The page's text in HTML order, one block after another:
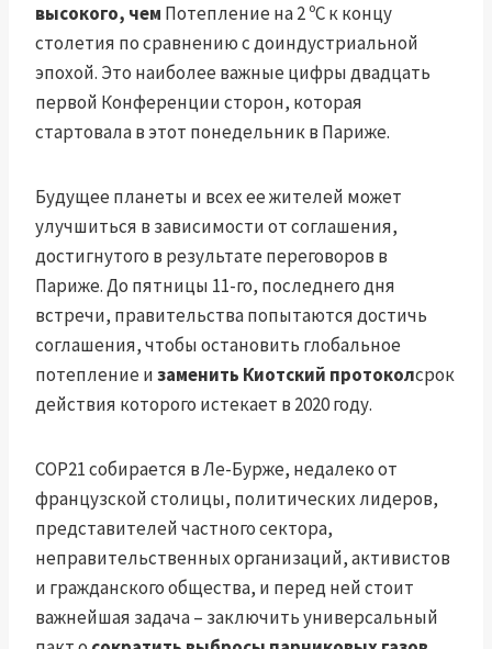
высокого, чем Потепление на 2 ºC к концу
столетия по сравнению с доиндустриальной
эпохой. Это наиболее важные цифры двадцать
первой Конференции сторон, которая
стартовала в этот понедельник в Париже.
Будущее планеты и всех ее жителей может
улучшиться в зависимости от соглашения,
достигнутого в результате переговоров в
Париже. До пятницы 11-го, последнего дня
встречи, правительства попытаются достичь
соглашения, чтобы остановить глобальное
потепление изаменить Киотский протоколсрок
действия которого истекает в 2020 году.
COP21 собирается в Ле-Бурже, недалеко от
французской столицы, политических лидеров,
представителей частного сектора,
неправительственных организаций, активистов
и гражданского общества, и перед ней стоит
важнейшая задача – заключить универсальный